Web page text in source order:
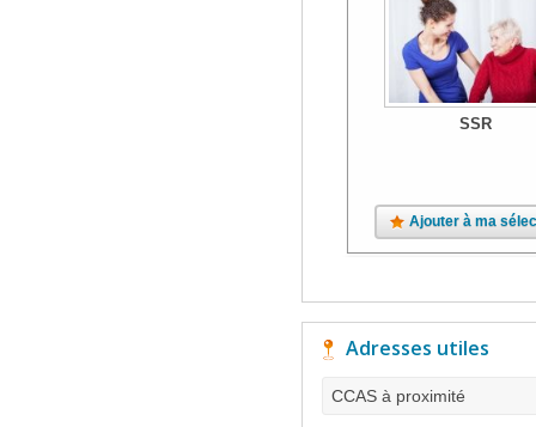
SSR
Ajouter à ma
Adresses utiles
CCAS à proximité